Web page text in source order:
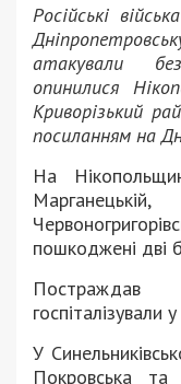
Російські
атакували
опинилися
Криворізький
посиланням на
На
пошкоджені дві
Постраждав
госпіталізували
У
Покровська та